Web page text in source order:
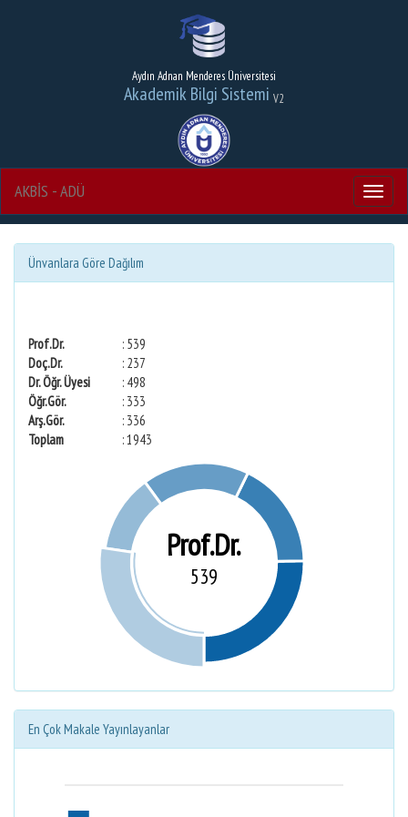
Aydın Adnan Menderes Üniversitesi
Akademik Bilgi Sistemi V2
Menu
AKBİS - ADÜ
Ünvanlara Göre Dağılım
Prof.Dr.
: 539
Doç.Dr.
: 237
Dr. Öğr. Üyesi
: 498
Öğr.Gör.
: 333
Arş.Gör.
: 336
Toplam
: 1943
Prof.Dr.
539
En Çok Makale Yayınlayanlar